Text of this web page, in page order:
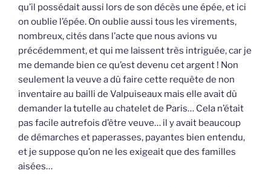
qu’il possédait aussi lors de son décès une épée, et ici
on oublie l’épée. On oublie aussi tous les virements,
nombreux, cités dans l’acte que nous avions vu
précédemment, et qui me laissent très intriguée, car je
me demande bien ce qu’est devenu cet argent ! Non
seulement la veuve a dû faire cette requête de non
inventaire au bailli de Valpuiseaux mais elle avait dû
demander la tutelle au chatelet de Paris… Cela n’était
pas facile autrefois d’être veuve… il y avait beaucoup
de démarches et paperasses, payantes bien entendu,
et je suppose qu’on ne les exigeait que des familles
aisées…